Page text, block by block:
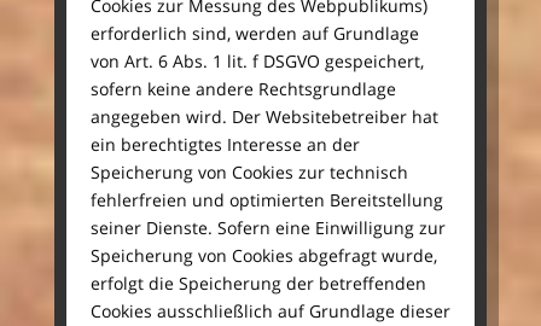
Cookies zur Messung des Webpublikums)
erforderlich sind, werden auf Grundlage
von Art. 6 Abs. 1 lit. f DSGVO gespeichert,
sofern keine andere Rechtsgrundlage
angegeben wird. Der Websitebetreiber hat
ein berechtigtes Interesse an der
Speicherung von Cookies zur technisch
fehlerfreien und optimierten Bereitstellung
seiner Dienste. Sofern eine Einwilligung zur
Speicherung von Cookies abgefragt wurde,
erfolgt die Speicherung der betreffenden
Cookies ausschließlich auf Grundlage dieser